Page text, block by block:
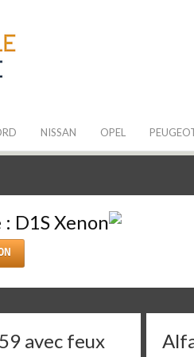
NISSAN OPEL
: D1S Xenon
avec feux